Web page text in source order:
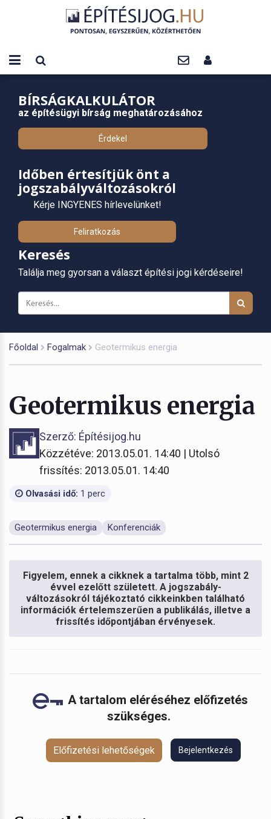
BÍRSÁGKALKULÁTOR
az építésügyi bírság meghatározásához
Érdekel
Időben értesítjük önt a
jogszabályváltozásokról
Kérje INGYENES hírlevelünket!
Feliratkozás
Keresés
Találja meg gyorsan a választ építési jogi kérdéseire!
Főoldal Fogalmak Geotermikus energia
Geotermikus energia
Szerző: Építésijog.hu
Közzétéve: 2013.05.01. 14:40 | Utolsó
frissítés: 2013.05.01. 14:40
Olvasási idő: 1 perc
Geotermikus energia Konferenciák
Figyelem, ennek a cikknek a tartalma több, mint 2
évvel ezelőtt született. A jogszabály-
változásokról tájékoztató cikkeinkben található
információk értelemszerűen a publikálás, illetve a
frissítés időpontjában érvényesek.
A tartalom eléréséhez előfizetés
szükséges.
Előfizetési lehetőségek Bejelentkezés